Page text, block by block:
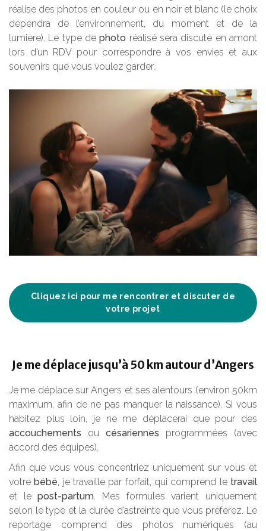
réalise des photos en couleur ou en noir et blanc (le choix
dépendra de l’environnement, du moment et de la
lumière). Le type dephoto réalisé sera discuté en amont
lors d’un RDV pour correspondre à vos envies et aux
souvenirs que vous voulez garder.
Cliquez ici pour me rencontrer et discuter de
votre projet
Je me déplace jusqu’à 50 km autour d’Angers
Je me déplace sur Angers et ses alentours (environ 50km
maximum, afin de ne pas manquer la naissance). Si vous
habitez plus loin, je ne me déplacerai que pour des
accouchements ou césariennes programmées (avec
accord des équipes).
Afin que vous vous concentriez uniquement sur vous et
votrebébé , je travaille par forfait, qui comprend le travail
et lepost-partum . Mes formules varient uniquement
selon le type et la durée d’astreinte que vous préférez. Le
reportage comprend des photos numériques (au